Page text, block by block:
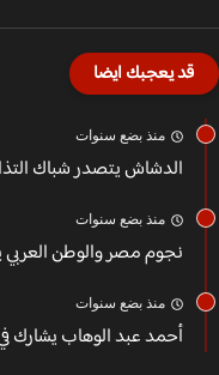
قد يعجبك ايضا
منذ بضع سنوات
الدشاش يتصدر شباك
منذ بضع سنوات
نجوم مصر والوطن العربي
منذ بضع سنوات
أحمد عبد الوهاب يشارك في 3 أعمال بموسم رمضان